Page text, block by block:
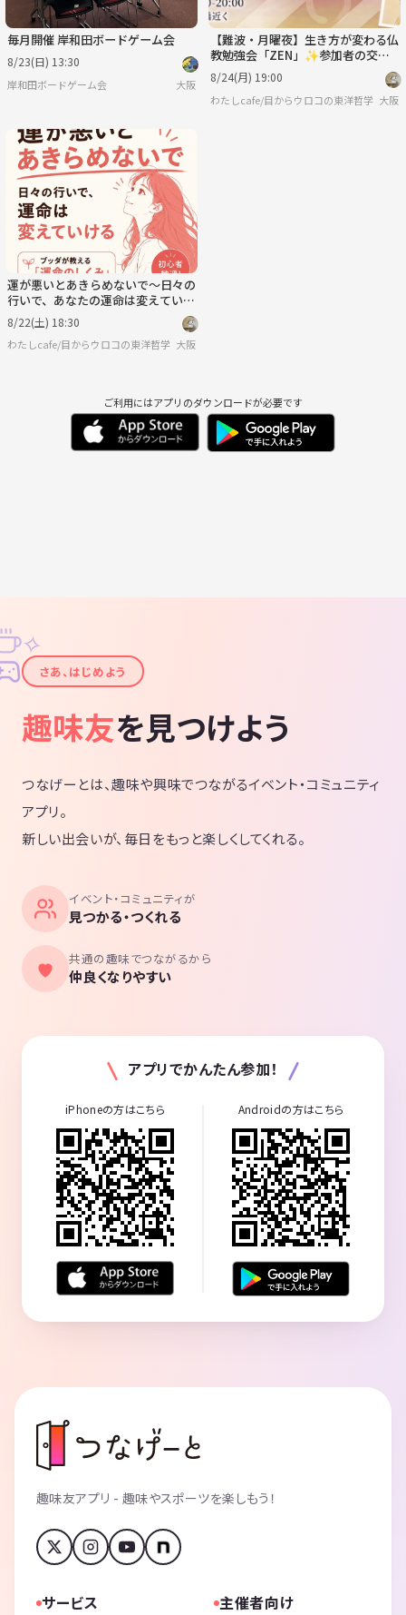
毎月開催 岸和田ボードゲーム会
8/23(日) 13:30
岸和田ボードゲーム会 大阪
【難波・月曜夜】生き方が変わる仏
教勉強会「ZEN」✨参加者の交流
も楽しみ
8/24(月) 19:00
わたしcafe/目からウロコの東洋哲学 大阪
運が悪いとあきらめないで～日々の
行いで、あなたの運命は変えていけ
る～
8/22(土) 18:30
わたしcafe/目からウロコの東洋哲学 大阪
ご利用にはアプリのダウンロードが必要です
✦
✧
さあ、はじめよう
趣味友を見つけよう
つなげーとは、趣味や興味でつながるイベント・コミュニティ
アプリ。
新しい出会いが、毎日をもっと楽しくしてくれる。
イベント・コミュニティが
見つかる・つくれる
共通の趣味でつながるから
仲良くなりやすい
アプリでかんたん参加！
iPhoneの方はこちら Androidの方はこちら
趣味友アプリ - 趣味やスポーツを楽しもう！
サービス 主催者向け